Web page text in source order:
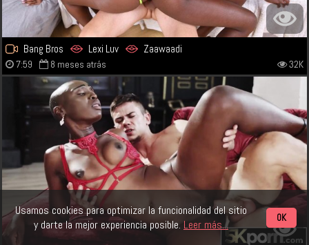
Usamos cookies para optimizar la funcionalidad del sitio
y darte la mejor experiencia posible. Leer más... OK
Bang Bros Lexi Luv Zaawaadi
7:59 8 meses atrás 32K